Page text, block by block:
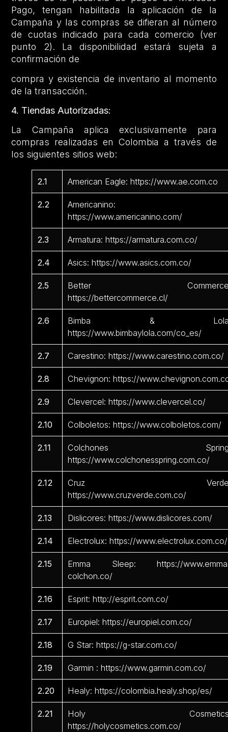
Pago, tengan habilitada la aplicación de la
Campaña y las compras se difieran al número
de cuotas indicado para cada comercio (ver
punto 2). La disponibilidad estará sujeta a
confirmación de
compra y existencia de inventario al momento
de la transacción.
4. Tiendas Autorizadas:
La Campaña aplica exclusivamente para
compras realizadas en Colombia a través de
los siguientes sitios web:
2.1 American Eagle: https://www.ae.com.co
2.2
Americanino:
https://www.americanino.com/
2.3 Armatura: https://armatura.com.co/
2.4 Asics: https://www.asics.com.co/
2.5
Better
https://bettercommerce.cl/
2.6
Bimba &
https://www.bimbaylola.com/co_es/
2.7 Carestino: https://www.carestino.com.co/
2.8 Chevignon: https://
2.9 Clevercel: https://www.clevercel.co/
2.10 Colboletos: https://www.colboletos.com/
2.11
Colchones
https://www.colchonesspring.com.co/
2.12
Cruz
https://www.cruzverde.com.co/
2.13 Dislicores: https://www.dislicores.com/
2.14 Electrolux: https://www.electrolux.com.co/
2.15
Emma Sleep: https://
colchon.co/
2.16 Esprit: http://esprit.com.co/
2.17 Europiel: https://europiel.com.co/
2.18 G Star: https://g-star.com.co/
2.19 Garmin : https://www.garmin.com.co/
2.20 Healy: https://colombia.healy.shop/es/
2.21
Holy
https://holycosmetics.com.co/